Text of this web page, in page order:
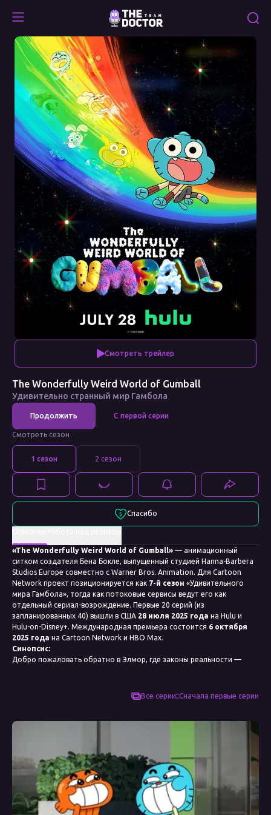
Wonderfully
Weird
World
Смотреть трейлер
The Wonderfully Weird World of Gumball
Удивительно странный мир Гамбола
Смотреть сезон
1 сезон 2 сезон
Спасибо
«The Wonderfully Weird World of Gumball» — анимационный
ситком создателя Бена Бокле, выпущенный студией Hanna-Barbera
Studios Europe совместно с Warner Bros. Animation. Для Cartoon
Network проект позиционируется как 7-й сезон «Удивительного
мира Гамбола», тогда как потоковые сервисы ведут его как
отдельный сериал-возрождение. Первые 20 серий (из
запланированных 40) вышли в США 28 июля 2025 года на Hulu и
Hulu-on-Disney+. Международная премьера состоится 6 октября
2025 года на Cartoon Network и HBO Max.
Синопсис:
Добро пожаловать обратно в Элмор, где законы реальности —
пытаясь помешать Банане Джо надеть штаны, Гамбол Уоттерсон
сюрреальнее, ведь шоу оказалось настолько потрясающим, что его
28 июля 2025
Страна
Великобритания, США, Германия
анимационный ситком, сатира, слэпстик, сюрреалистическая
комедия
Все серии Сначала первые серии